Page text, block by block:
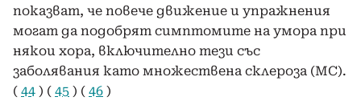
показват, че повече движение и упражнения
могат да подобрят симптомите на умора при
някои хора, включително тези със
заболявания като множествена склероза (МС).
( 44 ) ( 45 ) ( 46 )